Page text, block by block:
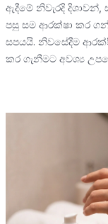
ඇදීමේ නිවැරදි
පසු සම ආරක්ෂා කර
සපයයි. නිවසේදීම
කර ගැනීමට අවශ්‍ය